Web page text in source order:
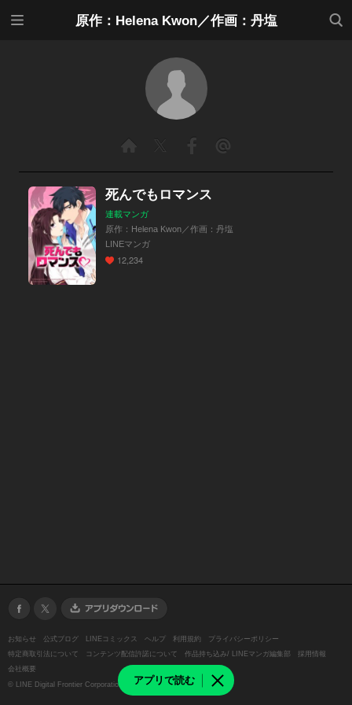
原作：Helena Kwon／作画：丹塩
検索
アプリで読む
死んでもロマンス
連載マンガ
原作：Helena Kwon／作画：丹塩
LINEマンガ
12,234
お知らせ 公式ブログ LINEコミックス ヘルプ 利用規約
プライバシーポリシー
特定商取引法について
コンテンツ配信許諾について 作品持ち込み/ LINEマンガ編集部
採用情報
会社概要
© LINE Digital Frontier Corporation